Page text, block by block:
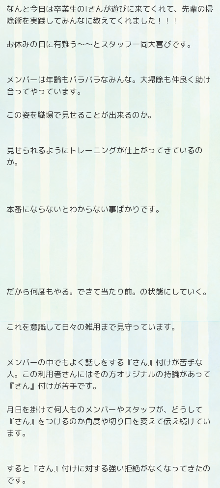
なんと今日は卒業生のIさんが遊びに来てくれて、先輩の掃
除術を実践してみんなに教えてくれました！！！
お休みの日に有難う～～とスタッフ一同大喜びです。
メンバーは年齢もバラバラなみんな。大掃除も仲良く助け
合ってやっています。
この姿を職場で見せることが出来るのか。
見せられるようにトレーニングが仕上がってきているの
か。
本番にならないとわからない事ばかりです。
だから何度もやる。できて当たり前。の状態にしていく。
これを意識して日々の雑用まで見守っています。
メンバーの中でもよく話しをする『さん』付けが苦手な
人。この利用者さんにはその方オリジナルの持論があって
『さん』付けが苦手です。
月日を掛けて何人ものメンバーやスタッフが、どうして
『さん』をつけるのか角度や切り口を変えて伝え続けてい
ます。
すると『さん』付けに対する強い拒絶がなくなってきたの
です。